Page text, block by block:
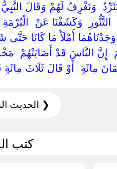
‏وَنَغْرِفُ لَهُمْ وَقَالَ
‏وَكَشَفْنَا عَنْ
أَمْلَأَ مَا كَانَا
‏إِنَّ النَّاسَ قَدْ أَصَابَتْهُمْ
مِائَةٍ ‏ ‏أَوْ قَالَ ثَلَاثَ
❮ الحديث
كتب